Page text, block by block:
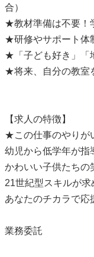
合）
★教材準備は不要！
★研修やサポート体
★「子ども好き」「
★将来、自分の教室
【求人の特徴】
★この仕事のやり
幼児から低学年が指
かわいい子供たちの
21世紀型スキルが
あなたのチカラで応
業務委託